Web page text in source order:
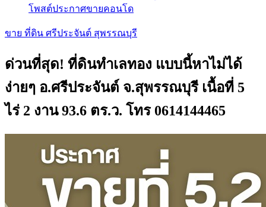
โพสต์ประกาศขายคอนโด
ขาย ที่ดิน ศรีประจันต์ สุพรรณบุรี
ด่วนที่สุด! ที่ดินทำเลทอง แบบนี้หาไม่ได้
ง่ายๆ อ.ศรีประจันต์ จ.สุพรรณบุรี เนื้อที่ 5
ไร่ 2 งาน 93.6 ตร.ว. โทร 0614144465